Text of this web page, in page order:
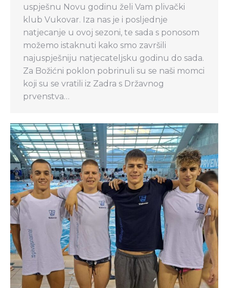
uspješnu Novu godinu želi Vam plivački
klub Vukovar. Iza nas je i posljednje
natjecanje u ovoj sezoni, te sada s ponosom
možemo istaknuti kako smo završili
najuspješniju natjecateljsku godinu do sada.
Za Božićni poklon pobrinuli su se naši momci
koji su se vratili iz Zadra s Državnog
prvenstva…